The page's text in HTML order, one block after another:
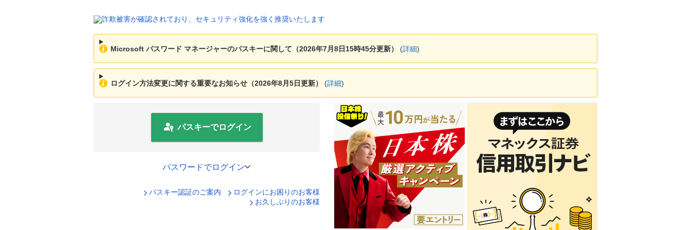
Microsoft パスワード マネージャーのパスキーに関して（2026年7月8日15時45分更新） (詳細)
ログイン方法変更に関する重要なお知らせ（2026年8月5日更新） (詳細)
パスキーでログイン
パスワードでログイン
口座番号でログイン
パスキー認証のご案内
ログインにお困りのお客様
お久しぶりのお客様